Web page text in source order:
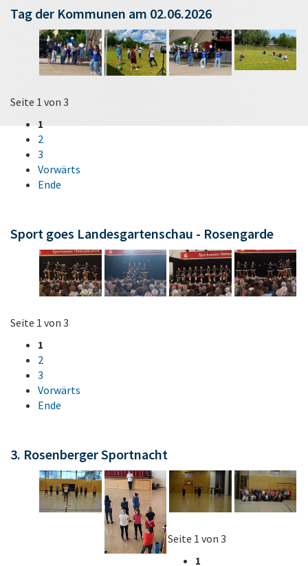
Tag der Kommunen am 02.06.2026
Seite 1 von 3
1
2
3
Vorwärts
Ende
Sport goes Landesgartenschau - Rosengarde
Seite 1 von 3
1
2
3
Vorwärts
Ende
3. Rosenberger Sportnacht
Seite 1 von 3
1